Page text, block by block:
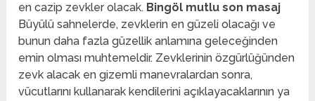
en cazip zevkler olacak. Bingöl mutlu son masaj
Büyülü sahnelerde, zevklerin en güzeli olacağı ve
bunun daha fazla güzellik anlamına geleceğinden
emin olması muhtemeldir. Zevklerinin özgürlüğünden
zevk alacak en gizemli manevralardan sonra,
vücutlarını kullanarak kendilerini açıklayacaklarının ya